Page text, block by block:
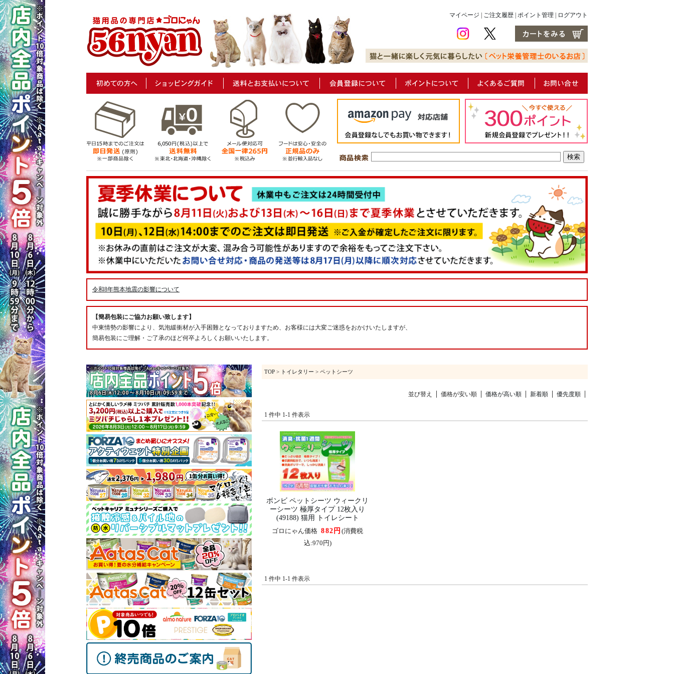
マイページ ご注文履歴 ポイント管理 ログアウト
令和8年熊本地震の影響について
【簡易包装にご協力お願い致します】
中東情勢の影響により、気泡緩衝材が入手困難となっておりますため、お客様には大変ご迷惑をおかけいたしますが、
簡易包装にご理解・ご了承のほど何卒よろしくお願いいたします。
TOP > トイレタリー > ペットシーツ
並び替え 価格が安い順 価格が高い順 新着順 優先度順
1 件中 1-1 件表示
ボンビ ペットシーツ ウィークリ
ーシーツ 極厚タイプ 12枚入り
(49188) 猫用 トイレシート
ゴロにゃん価格 882円 (消費税
込:970円)
1 件中 1-1 件表示